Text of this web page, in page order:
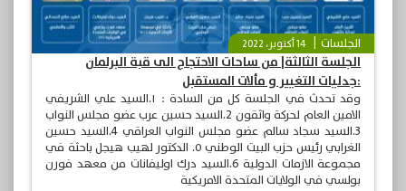
الجلسات 14 أكتوبر، 2022
الجلسة الثالثة| من ساحات الاحتجاج الى قبة البرلمان
:جدليات التغيير و مألات المستقبل
وقد تحدث في الجلسة كل من السادة : ١.السيد علي الشريفي
الامين العام لحركة واثقون 2.السيد حسين عرب عضو مجلس النواب
3.السيد سجاد سالم عضو مجلس النواب العراقي 4.السيد حسين
الغرابي رئيس حزب البيت الوطني ٥. الدكتور لهيب هيجل باحثة في
مجموعة الازمات الدولية 6.السيد درك اوليفانات من معهد فورن
بولسي في الولايات المتحدة الامريكية